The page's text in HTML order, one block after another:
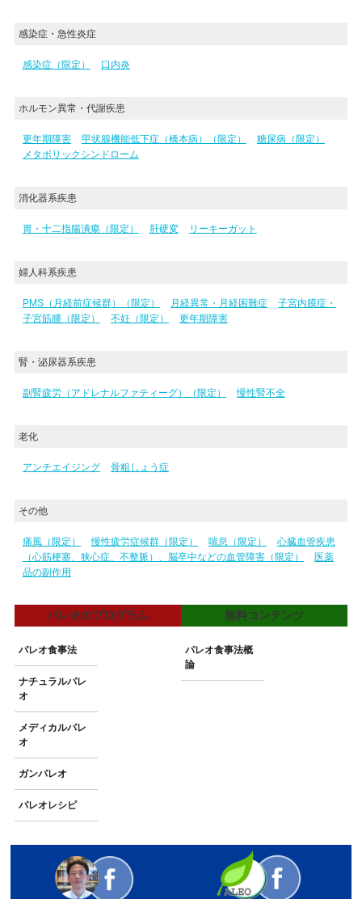
感染症・急性炎症
感染症（限定） 口内炎
ホルモン異常・代謝疾患
更年期障害 甲状腺機能低下症（橋本病）（限定）
糖尿病（限定）
メタボリックシンドローム
消化器系疾患
胃・十二指腸潰瘍（限定） 肝硬変 リーキーガット
婦人科系疾患
PMS（月経前症候群）（限定） 月経異常・月経困難症
子宮内膜症・
子宮筋腫（限定）
不妊（限定） 更年期障害
腎・泌尿器系疾患
副腎疲労（アドレナルファティーグ）（限定） 慢性腎不全
老化
アンチエイジング 骨粗しょう症
その他
痛風（限定） 慢性疲労症候群（限定） 喘息（限定）
心臓血管疾患
（心筋梗塞、狭心症、不整脈）、脳卒中などの血管障害（限定）
医薬
品の副作用
パレオのプログラム
パレオ食事法
ナチュラルパレ
オ
メディカルパレ
オ
ガンパレオ
パレオレシピ
無料コンテンツ
パレオ食事法概
論